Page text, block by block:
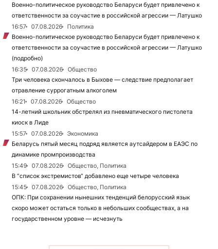
Военно-политическое руководство Беларуси будет привлечено к
ответственности за соучастие в российской агрессии — Латушко
16:57
07.08.2026
Политика
Военно-политическое руководство Беларуси будет привлечено к
ответственности за соучастие в российской агрессии — Латушко
(подробно)
16:35
07.08.2026
Общество
Три человека скончалось в Быхове — следствие предполагает
отравление суррогатным алкоголем
16:21
07.08.2026
Общество
14-летний школьник обстрелял из пневматического пистолета
киоск в Лиде
15:57
07.08.2026
Экономика
Беларусь пятый месяц подряд является аутсайдером в ЕАЭС по
динамике промпроизводства
15:49
07.08.2026
Общество, Политика
В “список экстремистов“ добавлено еще четыре человека
15:45
07.08.2026
Общество, Политика
ОПК: При сохранении нынешних тенденций белорусский язык
скоро может остаться только в небольших сообществах, а на
государственном уровне — исчезнуть